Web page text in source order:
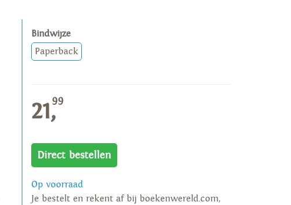
Bindwijze
Paperback
21,99
Direct bestellen
Op voorraad
Je bestelt en rekent af bij boekenwereld.com,